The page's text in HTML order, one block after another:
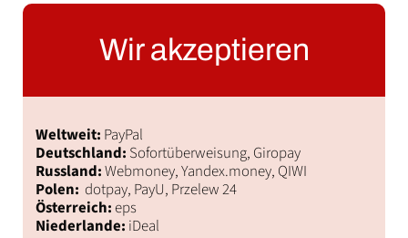
Wir akzeptieren
Weltweit: PayPal
Deutschland: Sofortüberweisung, Giropay
Russland:Webmoney, Yandex.money, QIWI
Polen: dotpay, PayU, Przelew 24
Österreich: eps
Niederlande: iDeal